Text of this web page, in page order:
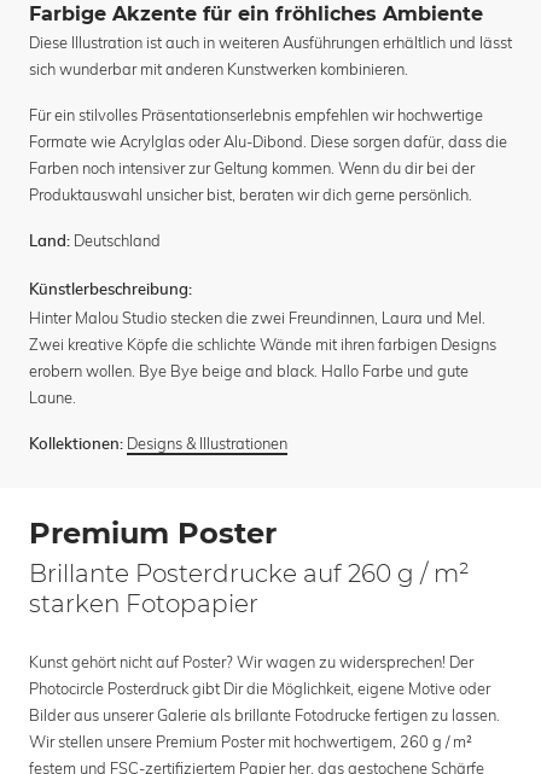
Farbige Akzente für ein fröhliches Ambiente
Diese Illustration ist auch in weiteren Ausführungen erhältlich und lässt
sich wunderbar mit anderen Kunstwerken kombinieren.
Für ein stilvolles Präsentationserlebnis empfehlen wir hochwertige
Formate wie Acrylglas oder Alu-Dibond. Diese sorgen dafür, dass die
Farben noch intensiver zur Geltung kommen. Wenn du dir bei der
Produktauswahl unsicher bist, beraten wir dich gerne persönlich.
Land: Deutschland
Künstlerbeschreibung:
Hinter Malou Studio stecken die zwei Freundinnen, Laura und Mel.
Zwei kreative Köpfe die schlichte Wände mit ihren farbigen Designs
erobern wollen. Bye Bye beige and black. Hallo Farbe und gute
Laune.
Kollektionen: Designs & Illustrationen
Premium Poster
Brillante Posterdrucke auf 260 g / m²
starken Fotopapier
Kunst gehört nicht auf Poster? Wir wagen zu widersprechen! Der
Photocircle Posterdruck gibt Dir die Möglichkeit, eigene Motive oder
Bilder aus unserer Galerie als brillante Fotodrucke fertigen zu lassen.
Wir stellen unsere Premium Poster mit hochwertigem, 260 g / m²
festem und FSC-zertifiziertem Papier her, das gestochene Schärfe